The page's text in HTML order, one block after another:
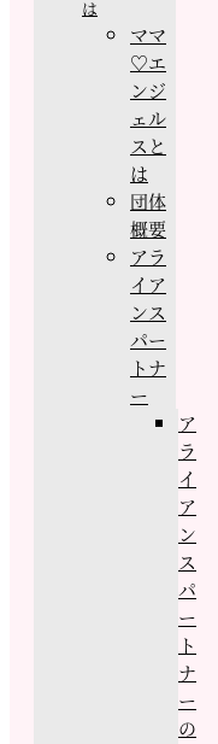
は
ママ
♡エ
ンジ
ェル
スと
は
団体
概要
アラ
イア
ンス
パー
トナ
ー
ア
ラ
イ
ア
ン
ス
パ
ー
ト
ナ
ー
の